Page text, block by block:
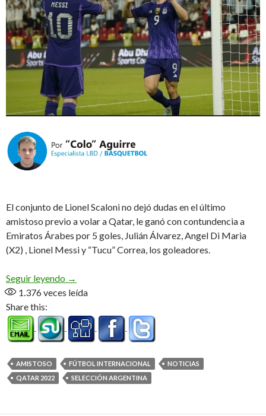
El conjunto de Lionel Scaloni no dejó dudas en el último
amistoso previo a volar a Qatar, le ganó con contundencia a
Emiratos Árabes por 5 goles, Julián Álvarez, Angel Di Maria
(X2) , Lionel Messi y “Tucu” Correa, los goleadores.
Seguir leyendo Goleó Argentina y Scaloni encendió las alarmas
→
1.376veces leída
Share this:
AMISTOSO FÚTBOL INTERNACIONAL
NOTICIAS
QATAR 2022
SELECCIÓN ARGENTINA